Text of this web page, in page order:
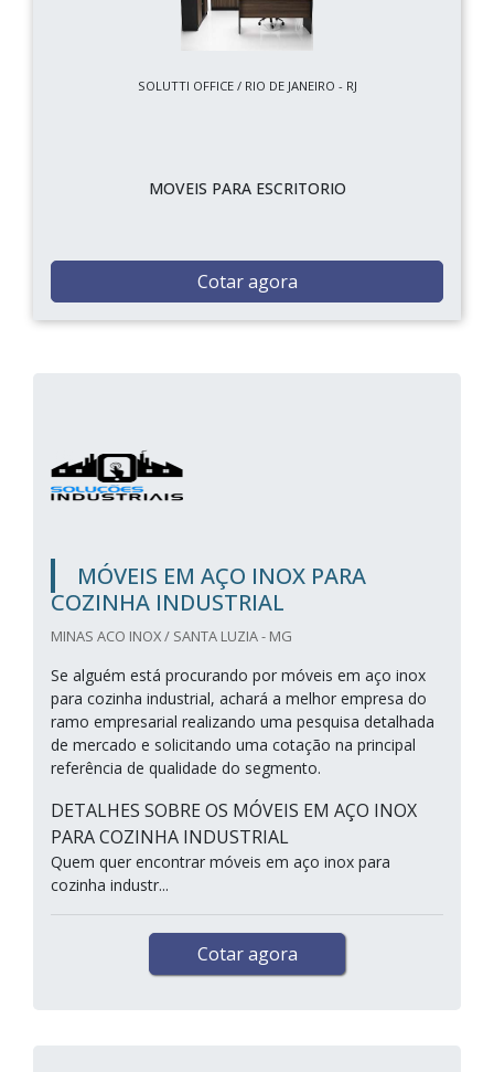
SOLUTTI OFFICE / RIO DE JANEIRO - RJ
MOVEIS PARA ESCRITORIO
Cotar agora
MÓVEIS EM AÇO INOX PARA
COZINHA INDUSTRIAL
MINAS ACO INOX / SANTA LUZIA - MG
Se alguém está procurando por móveis em aço inox
para cozinha industrial, achará a melhor empresa do
ramo empresarial realizando uma pesquisa detalhada
de mercado e solicitando uma cotação na principal
referência de qualidade do segmento.
DETALHES SOBRE OS MÓVEIS EM AÇO INOX
PARA COZINHA INDUSTRIAL
Quem quer encontrar móveis em aço inox para
cozinha industr...
Cotar agora